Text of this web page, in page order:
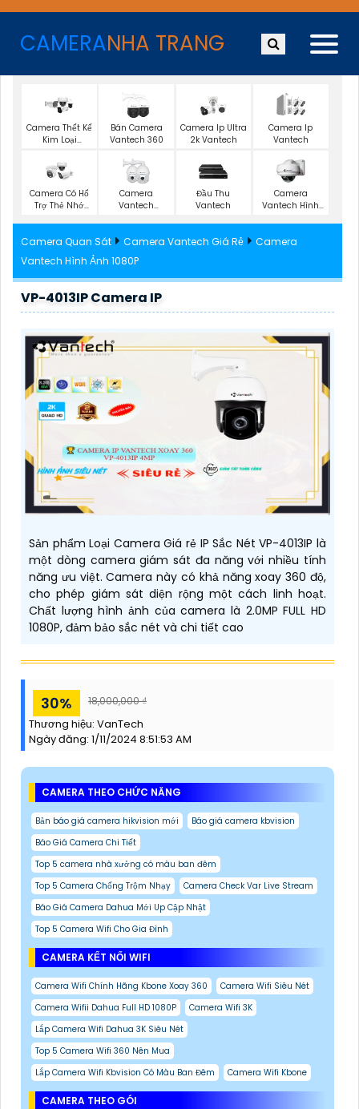
CAMERANHA TRANG
Camera Thết Kế
Kim Loại
Bán Camera
Vantech 360
Camera Ip Ultra
2k Vantech
Camera Ip
Vantech
Camera Có Hổ
Trợ Thẻ Nhớ
Camera
Vantech
Đầu Thu
Vantech
Camera
Vantech Hình
Camera Quan Sát Camera Vantech Giá Rẻ
Camera
Vantech Hình Ảnh 1080P
VP-4013IP Camera IP
Sản phẩm Loại Camera Giá rẻ IP Sắc Nét VP-4013IP là
một dòng camera giám sát đa năng với nhiều tính
năng ưu việt. Camera này có khả năng xoay 360 độ,
cho phép giám sát diện rộng một cách linh hoạt.
Chất lượng hình ảnh của camera là 2.0MP FULL HD
1080P, đảm bảo sắc nét và chi tiết cao
30% 18,000,000 ₫
Thương hiệu: VanTech
Ngày đăng: 1/11/2024 8:51:53 AM
CAMERA THEO CHỨC NĂNG
Bản báo giá camera hikvision mới
Báo giá camera kbvision
Báo Giá Camera Chi Tiết
Top 5 camera nhà xưởng có màu ban đêm
Top 5 Camera Chống Trộm Nhạy
Camera Check Var Live Stream
Báo Giá Camera Dahua Mới Up Cập Nhật
Top 5 Camera Wifi Cho Gia Đình
CAMERA KẾT NỐI WIFI
Camera Wifi Chính Hãng Kbone Xoay 360
Camera Wifi Siêu Nét
Camera Wifii Dahua Full HD 1080P
Camera Wifi 3K
Lắp Camera Wifi Dahua 3K Siêu Nét
Top 5 Camera Wifi 360 Nên Mua
Lắp Camera Wifi Kbvision Có Màu Ban Đêm
Camera Wifi Kbone
CAMERA THEO GÓI